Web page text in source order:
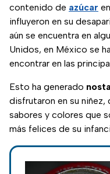
contenido de azúcar
influyeron en su
aún se encuentra en
Unidos, en México se
encontrar en las
Esto ha generado
disfrutaron en su niñez,
sabores y colores que
más felices de su